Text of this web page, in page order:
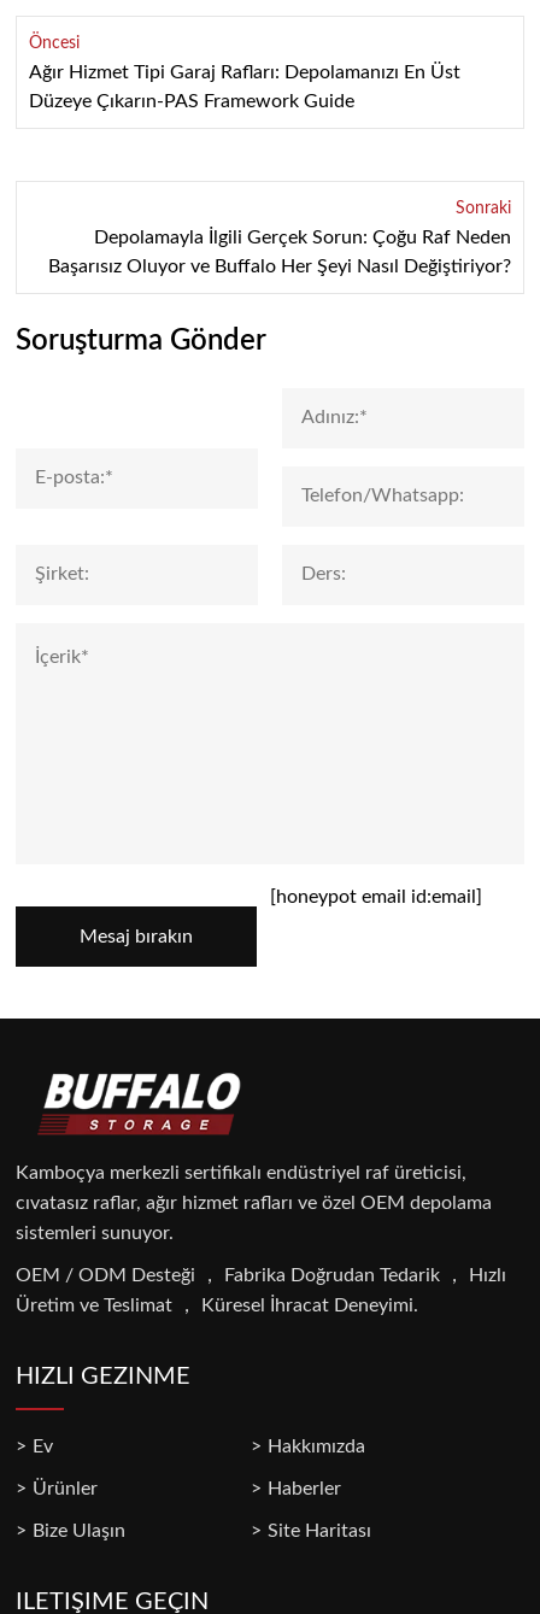
Öncesi
Ağır Hizmet Tipi Garaj Rafları: Depolamanızı En Üst
Düzeye Çıkarın-PAS Framework Guide
Sonraki
Depolamayla İlgili Gerçek Sorun: Çoğu Raf Neden
Başarısız Oluyor ve Buffalo Her Şeyi Nasıl Değiştiriyor?
Soruşturma Gönder
Mesaj bırakın
[honeypot email id:email]
Kamboçya merkezli sertifikalı endüstriyel raf üreticisi,
cıvatasız raflar, ağır hizmet rafları ve özel OEM depolama
sistemleri sunuyor.
OEM / ODM Desteği ， Fabrika Doğrudan Tedarik ， Hızlı
Üretim ve Teslimat ， Küresel İhracat Deneyimi.
HIZLI GEZINME
Ev Hakkımızda
Ürünler Haberler
Bize Ulaşın Site Haritası
ILETIŞIME GEÇIN